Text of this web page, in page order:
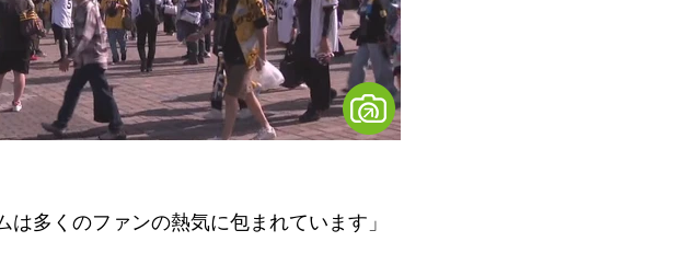
は多くのファンの熱気に包まれています」